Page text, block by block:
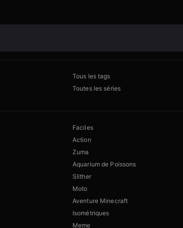
Tous les tags
Toutes les séries
Faciles
Action
Zuma
Aquarium de Poissons
Slither
Moto
Aventure Minecraft
Isométriques
Meme